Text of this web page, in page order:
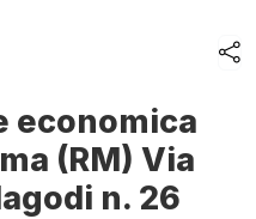
economica
(RM) Via
n. 26